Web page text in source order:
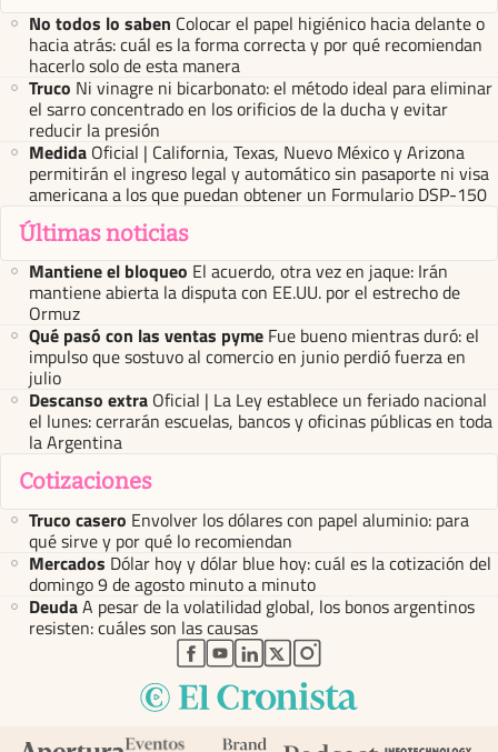
No todos lo saben Colocar el papel higiénico hacia delante o
hacia atrás: cuál es la forma correcta y por qué recomiendan
hacerlo solo de esta manera
Truco Ni vinagre ni bicarbonato: el método ideal para eliminar
el sarro concentrado en los orificios de la ducha y evitar
reducir la presión
Medida Oficial | California, Texas, Nuevo México y Arizona
permitirán el ingreso legal y automático sin pasaporte ni visa
americana a los que puedan obtener un Formulario DSP-150
Últimas noticias
Mantiene el bloqueo El acuerdo, otra vez en jaque: Irán
mantiene abierta la disputa con EE.UU. por el estrecho de
Ormuz
Qué pasó con las ventas pyme Fue bueno mientras duró: el
impulso que sostuvo al comercio en junio perdió fuerza en
julio
Descanso extra Oficial | La Ley establece un feriado nacional
el lunes: cerrarán escuelas, bancos y oficinas públicas en toda
la Argentina
Cotizaciones
Truco casero Envolver los dólares con papel aluminio: para
qué sirve y por qué lo recomiendan
Mercados Dólar hoy y dólar blue hoy: cuál es la cotización del
domingo 9 de agosto minuto a minuto
DeudaA pesar de la volatilidad global, los bonos argentinos
resisten: cuáles son las causas
abre en nueva pestaña
abre en nueva pestaña
abre en nueva pestaña
abre en nueva pestaña
abre en nueva pestaña